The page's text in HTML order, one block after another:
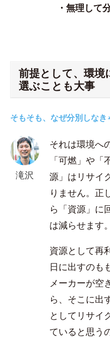
・無理して
前提として、環境
選ぶことも大事
そもそも、なぜ分別しなき
滝沢
それは環境へ
「可燃」や
源」はリサイ
りません。正
ら「資源」に
は減らせます。
資源として再
日に出すのも
メーカーが空
ら、そこに
としてリサイ
ていると思う